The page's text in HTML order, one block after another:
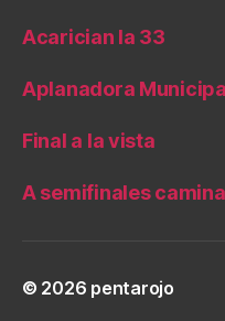
Acarician la 33
Aplanadora
Final a la vista
A semifinales
© 2026 pentarojo